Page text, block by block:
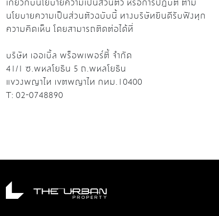
นโยบายความเป็นส่วนตัวฉบับนี้ ทางบริษัทยินดีรับฟังทุก
ความคิดเห็น โดยสามารถติดต่อได้ที่
บริษัท เออเบิ้ล พร็อพเพอร์ตี้ จำกัด
41/1 ซ.พหลโยธิน 5 ถ.พหลโยธิน
แขวงพญาไท เขตพญาไท กทม.10400
T: 02-0748890